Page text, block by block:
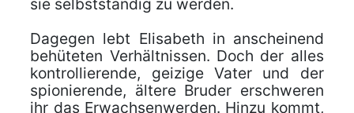
Dagegen lebt Elisabeth in anscheinend
behüteten Verhältnissen. Doch der alles
kontrollierende, geizige Vater und der
spionierende, ältere Bruder erschweren
ihr das Erwachsenwerden. Hinzu kommt,